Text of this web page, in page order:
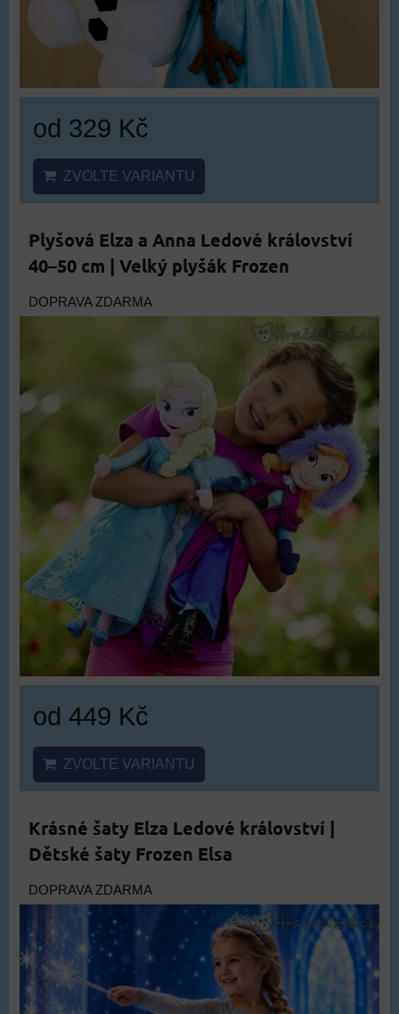
od 329 Kč
ZVOLTE VARIANTU
Plyšová Elza a Anna Ledové království
40–50 cm | Velký plyšák Frozen
DOPRAVA ZDARMA
od 449 Kč
ZVOLTE VARIANTU
Krásné šaty Elza Ledové království |
Dětské šaty Frozen Elsa
DOPRAVA ZDARMA